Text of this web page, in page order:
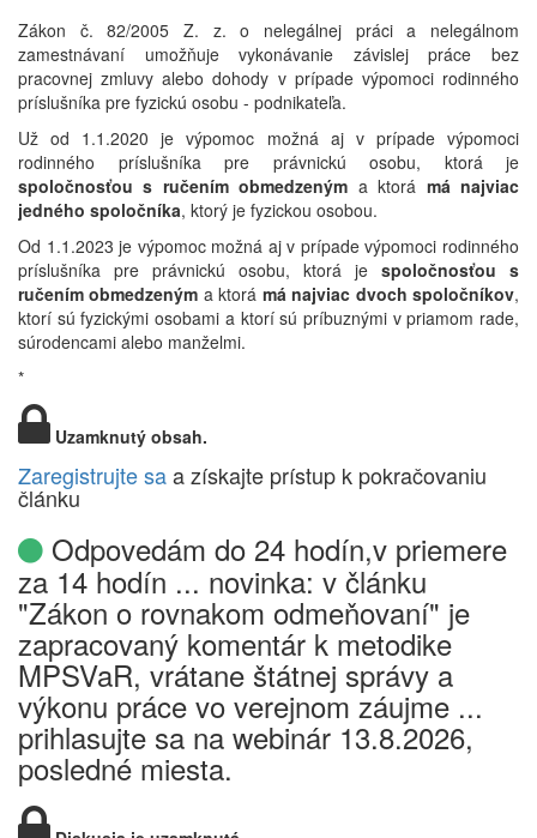
Zákon č. 82/2005 Z. z. o nelegálnej práci a nelegálnom
zamestnávaní umožňuje vykonávanie závislej práce bez
pracovnej zmluvy alebo dohody v prípade výpomoci rodinného
príslušníka pre fyzickú osobu - podnikateľa.
Už od 1.1.2020 je výpomoc možná aj v prípade výpomoci
rodinného príslušníka pre právnickú osobu, ktorá je
spoločnosťou s ručením obmedzeným a ktorá má najviac
jedného spoločníka, ktorý je fyzickou osobou.
Od 1.1.2023 je výpomoc možná aj v prípade výpomoci rodinného
príslušníka pre právnickú osobu, ktorá je spoločnosťou s
ručením obmedzeným a ktorá má najviac dvoch spoločníkov,
ktorí sú fyzickými osobami a ktorí sú príbuznými v priamom rade,
súrodencami alebo manželmi.
*
Uzamknutý obsah.
Zaregistrujte saa získajte prístup k pokračovaniu
článku
Odpovedám do 24 hodín,v priemere
za 14 hodín ... novinka: v článku
"Zákon o rovnakom odmeňovaní" je
zapracovaný komentár k metodike
MPSVaR, vrátane štátnej správy a
výkonu práce vo verejnom záujme ...
prihlasujte sa na webinár 13.8.2026,
posledné miesta.